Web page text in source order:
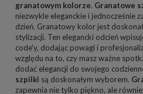
granatowym kolorze. Granatowe
niezwykle eleganckie i jednocześnie
dzień. Granatowy kolor jest
stylizacji. Ten elegancki odcień
code'y, dodając powagi i
względu na to, czy masz ważne
dodać elegancji do swojego
szpilki są doskonałym wyborem.
zapewnia nie tylko piękno, ale